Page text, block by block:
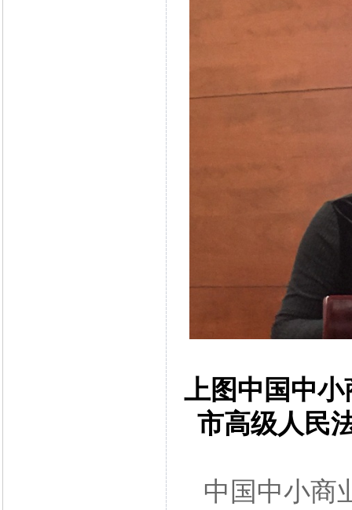
上图中国中
市高级人民
中国中小商